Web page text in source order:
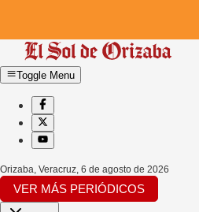
Toggle Menu
Orizaba, Veracruz, 6 de agosto de 2026
VER MÁS PERIÓDICOS